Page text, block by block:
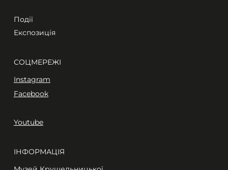
Події
Експозиція
СОЦМЕРЕЖІ
Instagram
Facebook
Youtube
ІНФОРМАЦІЯ